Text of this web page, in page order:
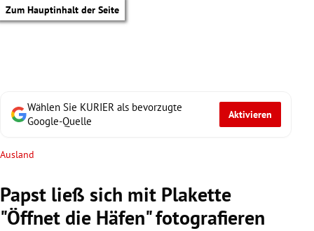
Zum Hauptinhalt der Seite
Wählen Sie KURIER als bevorzugte
Google-Quelle
Aktivieren
Ausland
Papst ließ sich mit Plakette
"Öffnet die Häfen" fotografieren